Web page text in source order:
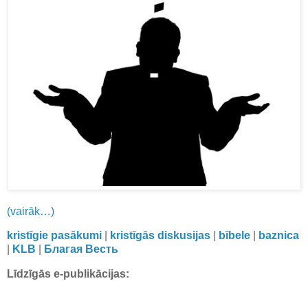
(vairāk…)
kristīgie pasākumi kristīgās diskusijas bībele
baznica
KLB Благая Весть
Līdzīgās e-publikācijas: